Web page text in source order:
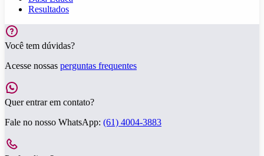
Resultados
Você tem dúvidas?
Acesse nossas perguntas frequentes
Quer entrar em contato?
Fale no nosso WhatsApp: (61) 4004-3883